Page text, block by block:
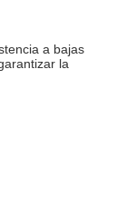
a bajas
la